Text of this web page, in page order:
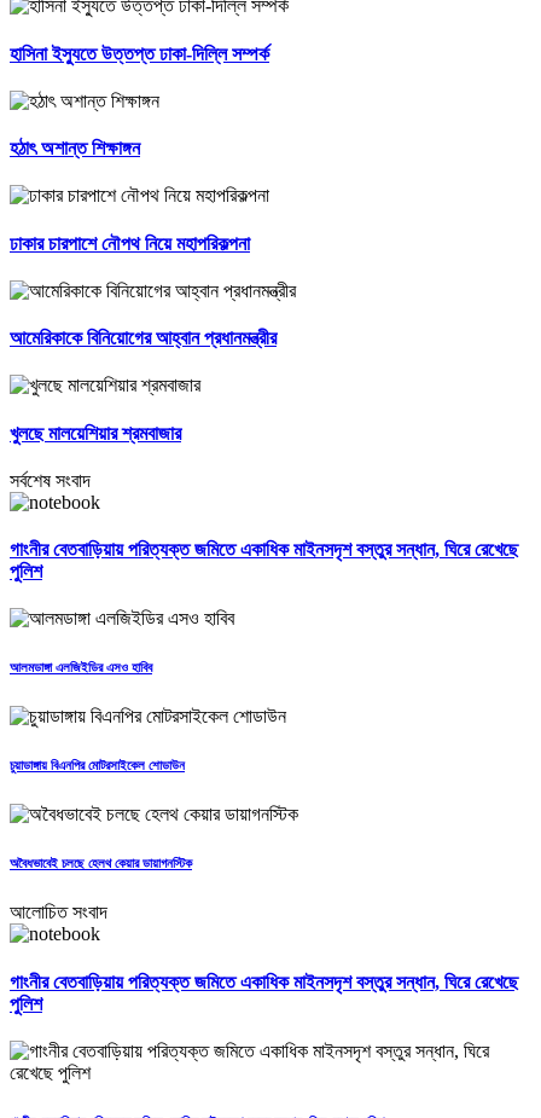
হাসিনা ইস্যুতে উত্তপ্ত ঢাকা-দিল্লি সম্পর্ক
হঠাৎ অশান্ত শিক্ষাঙ্গন
ঢাকার চারপাশে নৌপথ নিয়ে মহাপরিকল্পনা
আমেরিকাকে বিনিয়োগের আহ্বান প্রধানমন্ত্রীর
খুলছে মালয়েশিয়ার শ্রমবাজার
সর্বশেষ সংবাদ
গাংনীর বেতবাড়িয়ায় পরিত্যক্ত জমিতে একাধিক মাইনসদৃশ বস্তুর সন্ধান, ঘিরে রেখেছে
পুলিশ
আলমডাঙ্গা এলজিইডির এসও হাবিব
চুয়াডাঙ্গায় বিএনপির মোটরসাইকেল শোডাউন
অবৈধভাবেই চলছে হেলথ কেয়ার ডায়াগনস্টিক
আলোচিত সংবাদ
গাংনীর বেতবাড়িয়ায় পরিত্যক্ত জমিতে একাধিক মাইনসদৃশ বস্তুর সন্ধান, ঘিরে রেখেছে
পুলিশ